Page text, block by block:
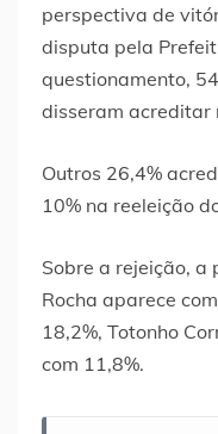
perspectiva de
disputa pela
questionamento,
disseram acreditar
Outros 26,4%
10% na reeleição
Sobre a rejeição,
Rocha aparece
18,2%, Totonho
com 11,8%.